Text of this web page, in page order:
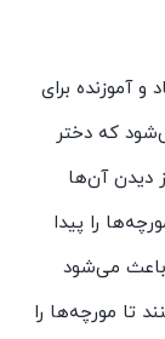
آموزنده برای
که دختر
دیدن آن‌ها
را پیدا
باعث می‌شود
تا مورچه‌ها را